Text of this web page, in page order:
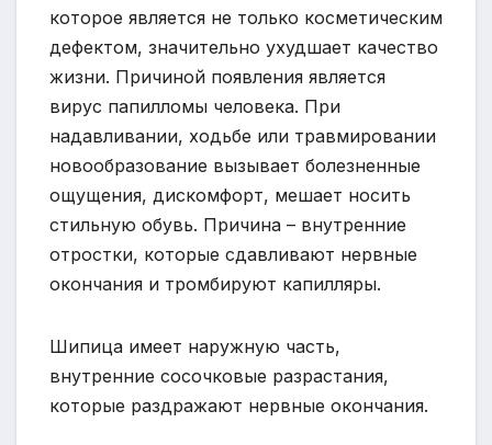
которое является не только косметическим
дефектом, значительно ухудшает качество
жизни. Причиной появления является
вирус папилломы человека. При
надавливании, ходьбе или травмировании
новообразование вызывает болезненные
ощущения, дискомфорт, мешает носить
стильную обувь. Причина – внутренние
отростки, которые сдавливают нервные
окончания и тромбируют капилляры.
Шипица имеет наружную часть,
внутренние сосочковые разрастания,
которые раздражают нервные окончания.